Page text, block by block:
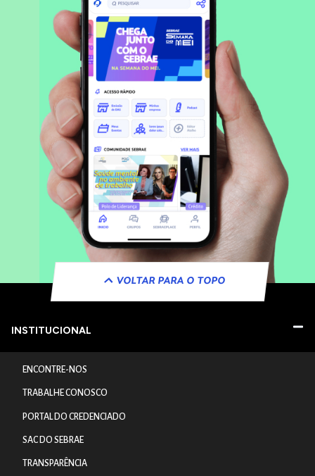
VOLTAR PARA O TOPO
INSTITUCIONAL
ENCONTRE-NOS
TRABALHE CONOSCO
PORTAL DO CREDENCIADO
SAC DO SEBRAE
TRANSPARÊNCIA